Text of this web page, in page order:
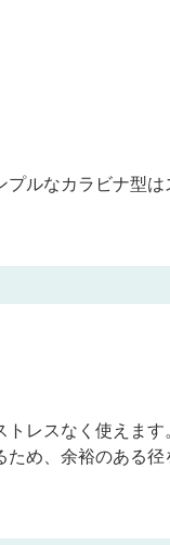
ルなカラビナ型は
レスなく使えます。
め、余裕のある径